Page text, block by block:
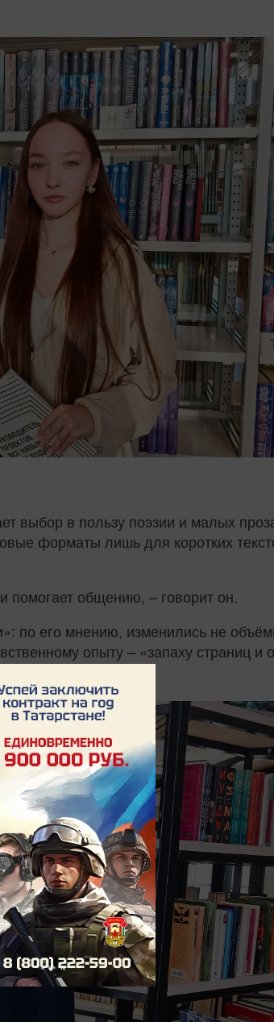
выбор в пользу поэзии и малых
форматы лишь для коротких
общению, – говорит он.
по его мнению, изменились не
опыту – «запаху страниц